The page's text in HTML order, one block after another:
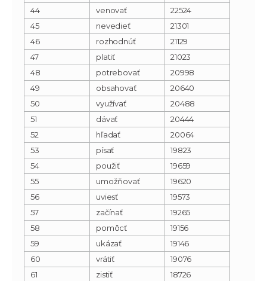
44
venovať
22524
45
nevedieť
21301
46
rozhodnúť
21129
47
platiť
21023
48
potrebovať
20998
49
obsahovať
20640
50
využívať
20488
51
dávať
20444
52
hľadať
20064
53
písať
19823
54
použiť
19659
55
umožňovať
19620
56
uviesť
19573
57
začínať
19265
58
pomôcť
19156
59
ukázať
19146
60
vrátiť
19076
61
zistiť
18726